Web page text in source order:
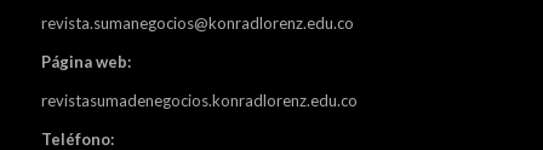
revista.sumanegocios@konradlorenz.edu.co
Página web:
revistasumadenegocios.konradlorenz.edu.co
Teléfono: